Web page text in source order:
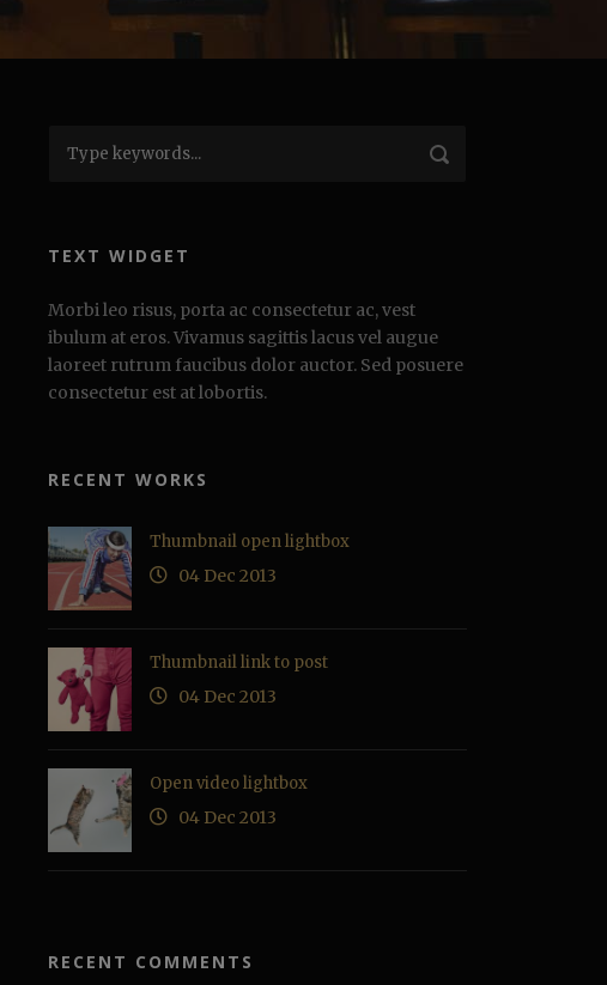
TEXT WIDGET
Morbi leo risus, porta ac consectetur ac, vest
ibulum at eros. Vivamus sagittis lacus vel augue
laoreet rutrum faucibus dolor auctor. Sed posuere
consectetur est at lobortis.
RECENT WORKS
Thumbnail open lightbox
04 Dec 2013
Thumbnail link to post
04 Dec 2013
Open video lightbox
04 Dec 2013
RECENT COMMENTS